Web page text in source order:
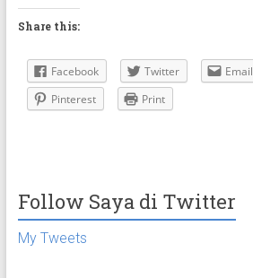
Share this:
Facebook Twitter Email
Pinterest
Print
Follow Saya di Twitter
My Tweets